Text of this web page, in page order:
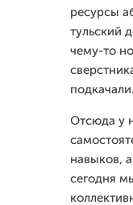
ресурсы
тульский
чему-то
подкачали.
Отсюда у
навыков,
сегодня